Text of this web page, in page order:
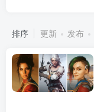
排序 更新 发布